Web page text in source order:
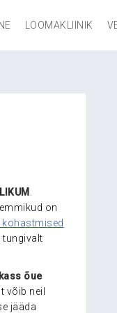
LOOMAKLIINIK
on
kohastmised
tungivalt
õue
võib neil
jääda